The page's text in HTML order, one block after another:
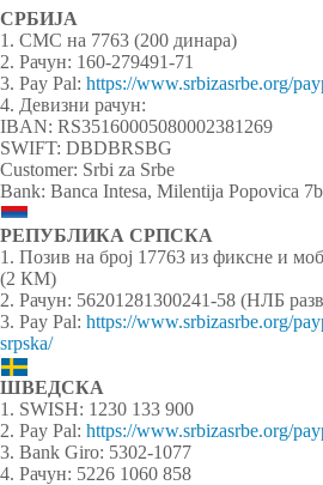
СРБИЈА
1. СМС на 7763 (200 динара)
2. Рачун: 160-279491-71
3. Pay Pal: https://www.srbizasrbe.org/
4. Девизни рачун:
IBAN: RS35160005080002381269
SWIFT: DBDBRSBG
Customer: Srbi za Srbe
Bank: Banca Intesa, Milentija Popovica
РЕПУБЛИКА СРПСКА
1. Позив на број 17763 из фиксне и
(2 КМ)
2. Рачун: 56201281300241-58 (НЛБ
3. Pay Pal: https://www.srbizasrbe.org/
srpska/
ШВЕДСКА
1. SWISH: 1230 133 900
2. Pay Pal: https://www.srbizasrbe.org/
3. Bank Giro: 5302-1077
4. Рачун: 5226 1060 858